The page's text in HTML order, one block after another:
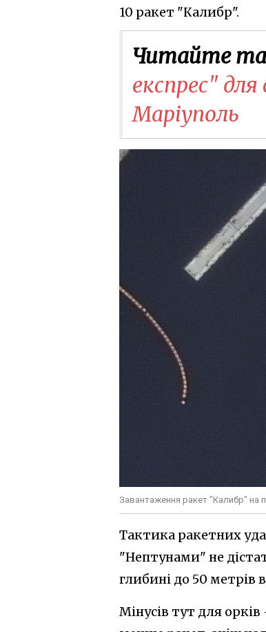
10 ракет "Калибр".
Читайте
експрес"
Маріуполь
Завантаження ракет "Калибр" на
Тактика ракетних
"Нептунами" не
глибині до 50 метрів
Мінусів тут для